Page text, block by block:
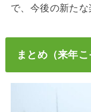
で、今後の新たな
まとめ（来年